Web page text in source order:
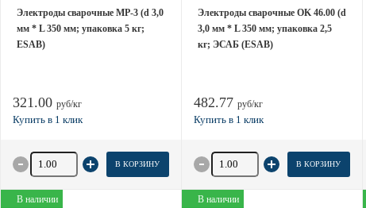
Электроды сварочные MP-3 (d 3,0
мм * L 350 мм; упаковка 5 кг;
ESAB)
321.00 руб/кг
Количество товара В КОРЗИНУ
Электроды сварочные OK 46.00 (d
3,0 мм * L 350 мм; упаковка 2,5
кг; ЭСАБ (ESAB)
482.77 руб/кг
Количество товара В КОРЗИНУ
В наличии В наличии